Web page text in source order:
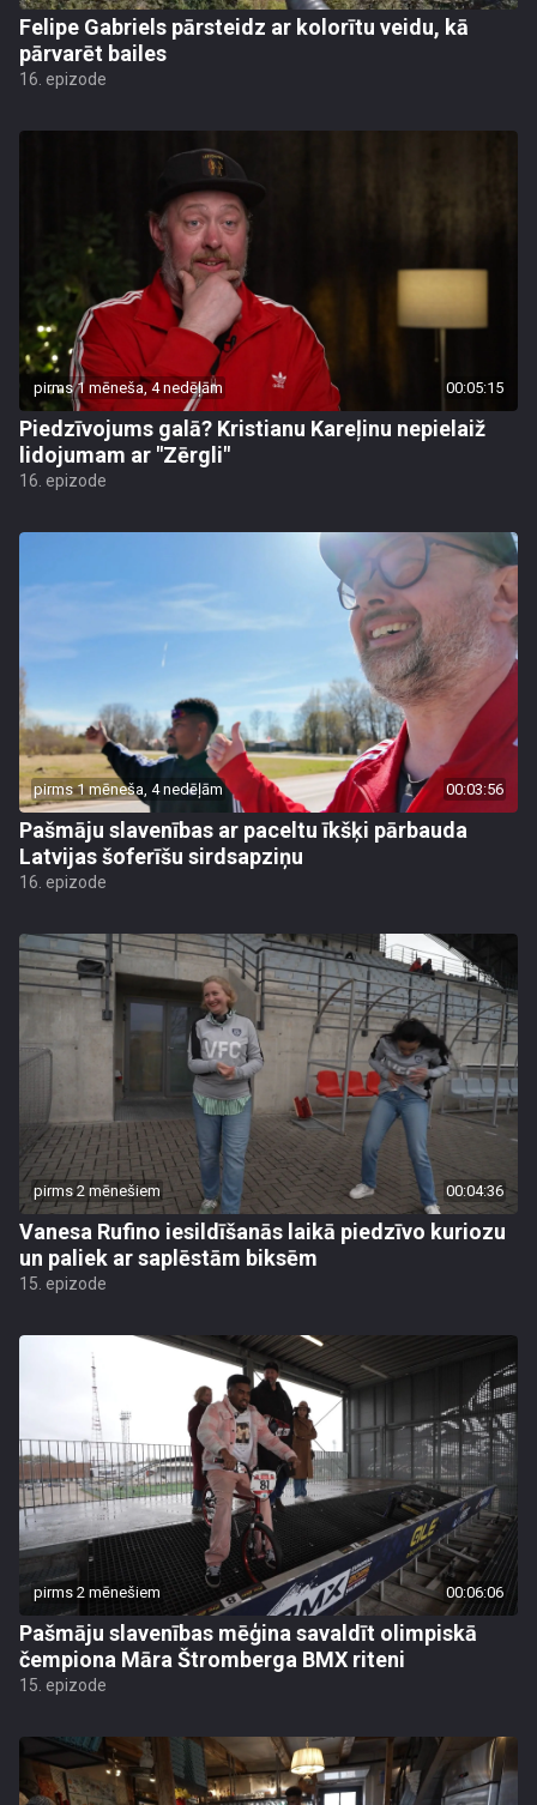
Felipe Gabriels pārsteidz ar kolorītu veidu, kā
pārvarēt bailes
16. epizode
pirms 1 mēneša, 4 nedēļām 00:05:15
Piedzīvojums galā? Kristianu Kareļinu nepielaiž
lidojumam ar "Zērgli"
16. epizode
pirms 1 mēneša, 4 nedēļām 00:03:56
Pašmāju slavenības ar paceltu īkšķi pārbauda
Latvijas šoferīšu sirdsapziņu
16. epizode
pirms 2 mēnešiem 00:04:36
Vanesa Rufino iesildīšanās laikā piedzīvo kuriozu
un paliek ar saplēstām biksēm
15. epizode
pirms 2 mēnešiem 00:06:06
Pašmāju slavenības mēģina savaldīt olimpiskā
čempiona Māra Štromberga BMX riteni
15. epizode